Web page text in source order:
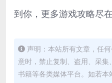
到你，更多游戏攻略尽在
声明：本站所有文章，任
意时，禁止复制、盗用、采集
书籍等各类媒体平台。如若